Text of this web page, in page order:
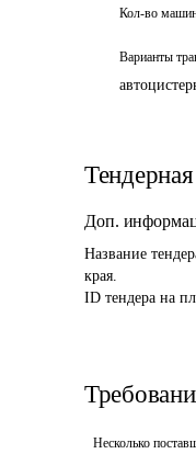
Кол-во
Варианты
Доп.
Название
края.
ID тендера на
Несколько